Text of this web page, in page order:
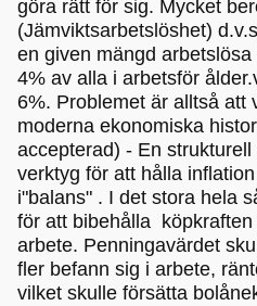
göra rätt för sig. Mycket
(Jämviktsarbetslöshet)
en given mängd
4% av alla i arbetsför
6%. Problemet är alltså att
moderna ekonomiska
accepterad) - En
verktyg för att hålla
i"balans" . I det stora hela
för att bibehålla
arbete. Penningavärdet
fler befann sig i arbete,
vilket skulle försätta